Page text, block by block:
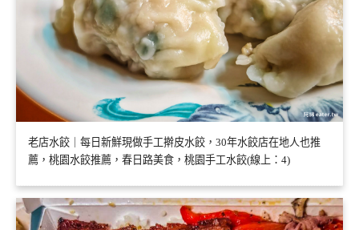
老店水餃｜每日新鮮現做手工擀皮水餃，30年水餃店在地人也推
薦，桃園水餃推薦，春日路美食，桃園手工水餃(線上：4)